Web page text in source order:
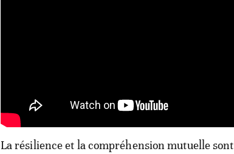
La résilience et la compréhension mutuelle